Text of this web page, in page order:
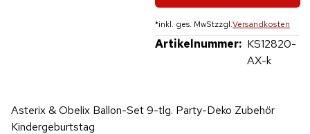
*inkl. ges. MwStzzgl.Versandkosten
Artikelnummer: KS12820-
AX-k
Asterix & Obelix Ballon-Set 9-tlg. Party-Deko Zubehör
Kindergeburtstag